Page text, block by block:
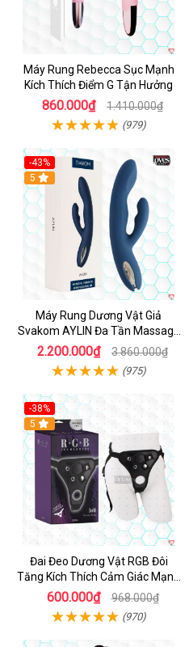
Máy Rung Rebecca Sục Mạnh
Kích Thích Điểm G Tận Hưởng
860.000₫ 1.410.000₫
(979)
-43%
Hot
5
Máy Rung Dương Vật Giả
Svakom AYLIN Đa Tần Massage
Sướng
2.200.000₫ 3.860.000₫
(975)
-38%
Hot
5
Đai Đeo Dương Vật RGB Đôi
Tăng Kích Thích Cảm Giác Mạnh
Mẽ
600.000₫ 968.000₫
(970)